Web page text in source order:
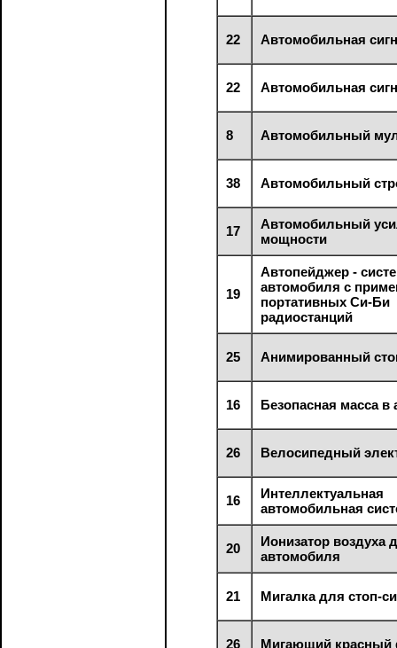
22 Автомобильная
22 Автомобильная
8 Автомобильный
38 Автомобильный
17
Автомобильный
мощности
19
Автопейджер -
автомобиля с
портативных Си-Би
радиостанций
25 Анимированный
16 Безопасная масса в
26 Велосипедный
16
Интеллектуальная
автомобильная
20
Ионизатор воздуха
автомобиля
21 Мигалка для стоп-
26 Мигающий красный